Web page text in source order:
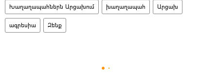
Խաղաղապահներն Արցախում խաղաղապահ Արցախ
ագրեսիա Զենք